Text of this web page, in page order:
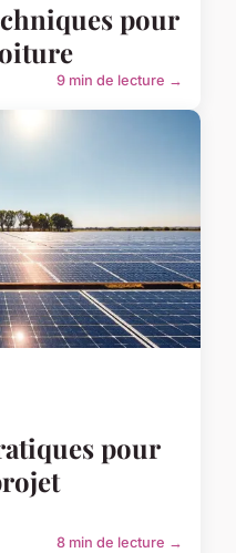
pour
9 min de lecture →
pour
8 min de lecture →